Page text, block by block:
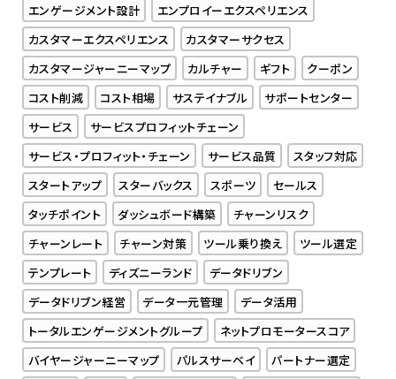
エンゲージメント設計
エンプロイーエクスペリエンス
カスタマーエクスペリエンス
カスタマーサクセス
カスタマージャーニーマップ
カルチャー ギフト
クーポン
コスト削減
コスト相場 サステイナブル
サポートセンター
サービス
サービスプロフィットチェーン
サービス・プロフィット・チェーン
サービス品質
スタッフ対応
スタートアップ
スターバックス スポーツ
セールス
タッチポイント
ダッシュボード構築
チャーンリスク
チャーンレート
チャーン対策 ツール乗り換え
ツール選定
テンプレート
ディズニーランド
データドリブン
データドリブン経営
データ一元管理
データ活用
トータルエンゲージメントグループ
ネットプロモータースコア
バイヤージャーニーマップ
パルスサーベイ
パートナー選定